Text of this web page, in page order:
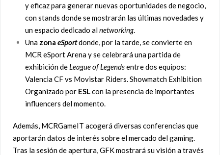
y eficaz para generar nuevas oportunidades de negocio,
con stands donde se mostrarán las últimas novedades y
un espacio dedicado alnetworking.
Una zona eSportdonde, por la tarde, se convierte en
MCR eSport Arena y se celebrará una partida de
exhibición de League of Legendsentre dos equipos:
Valencia CF vs Movistar Riders. Showmatch Exhibition
Organizado por ESLcon la presencia de importantes
influencers del momento.
Además, MCRGameIT acogerá diversas conferencias que
aportarán datos de interés sobre el mercado del gaming.
Tras la sesión de apertura, GFK mostrará su visión a través